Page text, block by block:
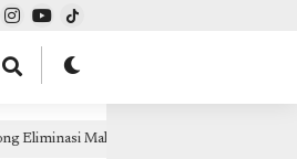
}, }); });
Papua Tengah Gelar Pelatihan Tenaga